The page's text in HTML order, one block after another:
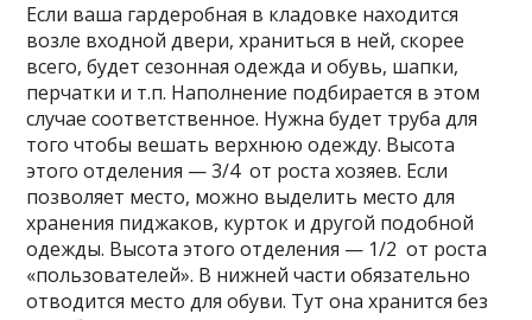
Если ваша гардеробная в кладовке находится
возле входной двери, храниться в ней, скорее
всего, будет сезонная одежда и обувь, шапки,
перчатки и т.п. Наполнение подбирается в этом
случае соответственное. Нужна будет труба для
того чтобы вешать верхнюю одежду. Высота
этого отделения — 3/4 от роста хозяев. Если
позволяет место, можно выделить место для
хранения пиджаков, курток и другой подобной
одежды. Высота этого отделения — 1/2 от роста
«пользователей». В нижней части обязательно
отводится место для обуви. Тут она хранится без